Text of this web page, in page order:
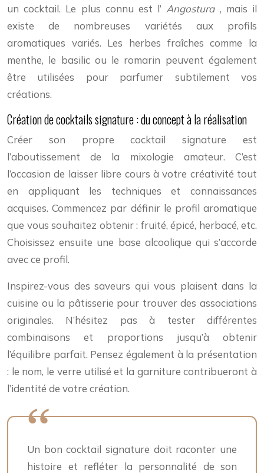
un cocktail. Le plus connu est l’ Angostura , mais il
existe de nombreuses variétés aux profils
aromatiques variés. Les herbes fraîches comme la
menthe, le basilic ou le romarin peuvent également
être utilisées pour parfumer subtilement vos
créations.
Création de cocktails signature : du concept à la réalisation
Créer son propre cocktail signature est
l’aboutissement de la mixologie amateur. C’est
l’occasion de laisser libre cours à votre créativité tout
en appliquant les techniques et connaissances
acquises. Commencez par définir le profil aromatique
que vous souhaitez obtenir : fruité, épicé, herbacé, etc.
Choisissez ensuite une base alcoolique qui s’accorde
avec ce profil.
Inspirez-vous des saveurs qui vous plaisent dans la
cuisine ou la pâtisserie pour trouver des associations
originales. N’hésitez pas à tester différentes
combinaisons et proportions jusqu’à obtenir
l’équilibre parfait. Pensez également à la présentation
: le nom, le verre utilisé et la garniture contribueront à
l’identité de votre création.
Un bon cocktail signature doit raconter une
histoire et refléter la personnalité de son